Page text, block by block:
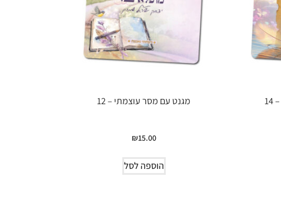
מגנט עם מסר עוצמתי – 12
₪15.00
הוספה לסל